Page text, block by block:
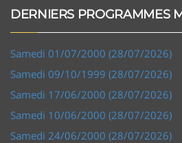
DERNIERS PROGRAMMES
Samedi 01/07/2000 (28/07/2026)
Samedi 09/10/1999 (28/07/2026)
Samedi 17/06/2000 (28/07/2026)
Samedi 10/06/2000 (28/07/2026)
Samedi 24/06/2000 (28/07/2026)